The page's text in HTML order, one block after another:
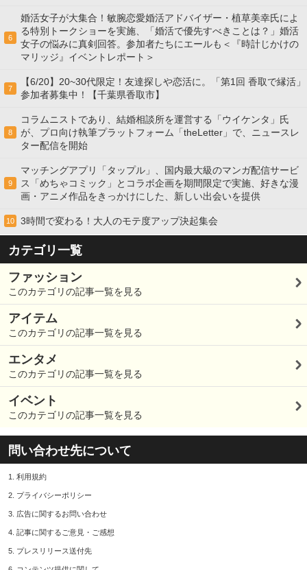
6
婚活女子が大集合！敏腕恋愛婚活アドバイザー・植草美幸氏によ
る特別トークショーを実施、「婚活で優先すべきことは？」婚活
女子の悩みに真剣回答。参加者たちにエールも＜『時計じかけの
マリッジ』イベントレポート＞
7
【6/20】20~30代限定！友達探しや恋活に。「第1回 香取で縁活」
参加者募集中！【千葉県香取市】
8
コラムニストであり、結婚相談所を運営する「ウイケンタ」氏
が、プロ向け執筆プラットフォーム「theLetter」で、ニュースレ
ター配信を開始
9
マッチングアプリ「タップル」、国内最大級のマンガ配信サービ
ス「めちゃコミック」とコラボ企画を期間限定で実施、好きな漫
画・アニメ作品をきっかけにした、新しい出会いを提供
10 3時間で変わる！大人のモテ度アップ決起集会
カテゴリ一覧
ファッション
このカテゴリの記事一覧を見る
アイテム
このカテゴリの記事一覧を見る
エンタメ
このカテゴリの記事一覧を見る
イベント
このカテゴリの記事一覧を見る
問い合わせ先について
1. 利用規約
2. プライバシーポリシー
3. 広告に関するお問い合わせ
4. 記事に関するご意見・ご感想
5. プレスリリース送付先